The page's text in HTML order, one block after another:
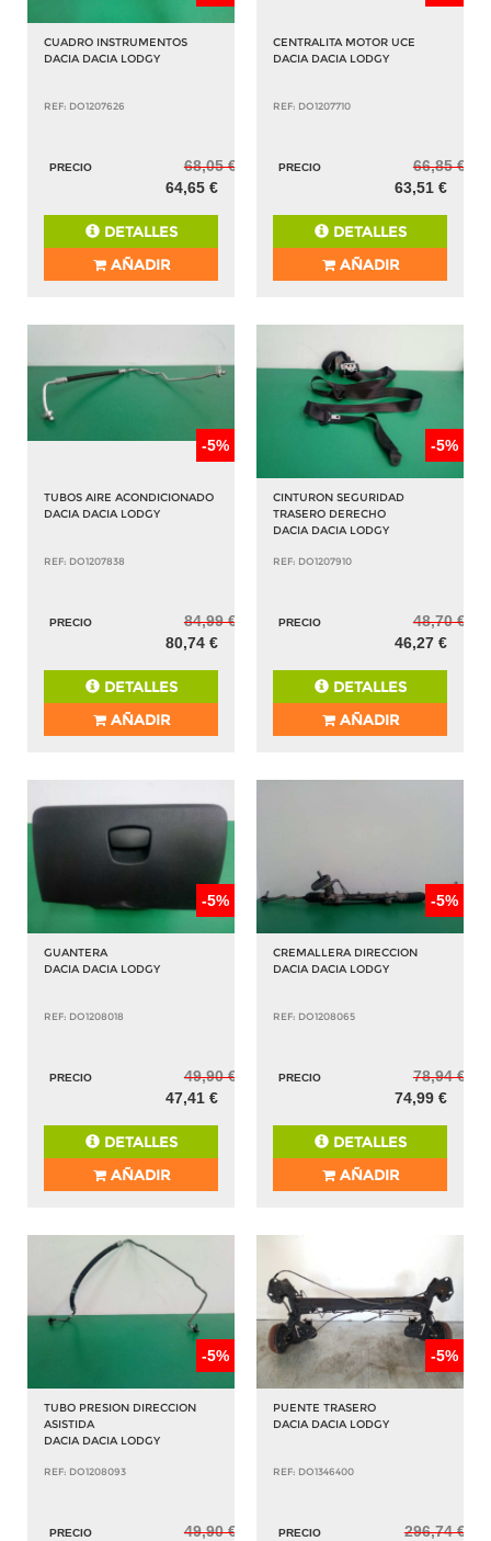
CUADRO INSTRUMENTOS
DACIA DACIA LODGY
REF: DO1207626
PRECIO
68,05 €
64,65 €
DETALLES
AÑADIR
CENTRALITA MOTOR UCE
DACIA DACIA LODGY
REF: DO1207710
PRECIO
66,85 €
63,51 €
DETALLES
AÑADIR
-5%
TUBOS AIRE ACONDICIONADO
DACIA DACIA LODGY
REF: DO1207838
PRECIO
84,99 €
80,74 €
DETALLES
AÑADIR
-5%
CINTURON SEGURIDAD
TRASERO DERECHO
DACIA DACIA LODGY
REF: DO1207910
PRECIO
48,70 €
46,27 €
DETALLES
AÑADIR
-5%
GUANTERA
DACIA DACIA LODGY
REF: DO1208018
PRECIO
49,90 €
47,41 €
DETALLES
AÑADIR
-5%
CREMALLERA DIRECCION
DACIA DACIA LODGY
REF: DO1208065
PRECIO
78,94 €
74,99 €
DETALLES
AÑADIR
-5%
TUBO PRESION DIRECCION
ASISTIDA
DACIA DACIA LODGY
REF: DO1208093
PRECIO
49,90 €
-5%
PUENTE TRASERO
DACIA DACIA LODGY
REF: DO1346400
PRECIO
296,74 €